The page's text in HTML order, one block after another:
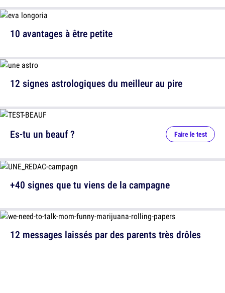
10 avantages à être petite
12 signes astrologiques du meilleur au pire
12 messages laissés par des parents très drôles
Es-tu un beauf ? Faire le test
+40 signes que tu viens de la campagne